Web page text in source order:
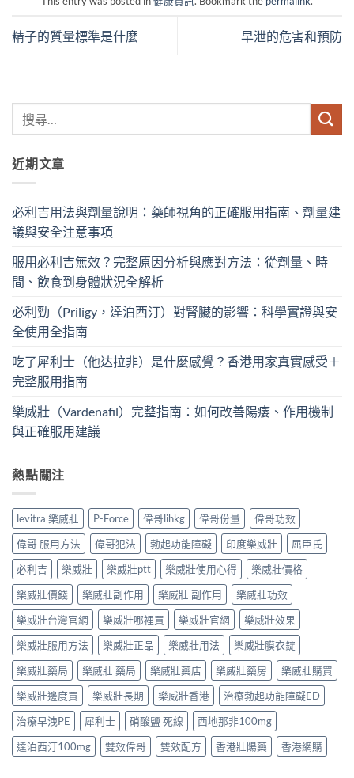
精子的質量標準是什麼 早泄的危害和預防
近期文章
必利吉用法與劑量說明：藥師視角的正確服用指南、劑量建
議與安全注意事項
服用必利吉無效？完整原因分析與應對方法：從劑量、時
間、飲食到身體狀況全解析
必利勁（Priligy，達泊西汀）對腎臟的影響：科學實證與安
全使用全指南
吃了犀利士（他达拉非）是什麼感覺？香港用家真實感受＋
完整服用指南
樂威壯（Vardenafil）完整指南：如何改善陽痿、作用機制
與正確服用建議
熱點關注
levitra 樂威壯 P-Force 偉哥lihkg 偉哥份量
偉哥功效
偉哥 服用方法
偉哥犯法 勃起功能障礙 印度樂威壯
屈臣氏
必利吉
樂威壯 樂威壯ptt 樂威壯使用心得
樂威壯價格
樂威壯價錢
樂威壯副作用 樂威壯 副作用
樂威壯功效
樂威壯台灣官網
樂威壯哪裡買 樂威壯官網
樂威壯效果
樂威壯服用方法
樂威壯正品 樂威壯用法
樂威壯膜衣錠
樂威壯藥局
樂威壯 藥局 樂威壯藥店 樂威壯藥房
樂威壯購買
樂威壯邊度買
樂威壯長期 樂威壯香港
治療勃起功能障礙ED
治療早洩PE
犀利士 硝酸鹽 死線
西地那非100mg
達泊西汀100mg
雙效偉哥 雙效配方 香港壯陽藥 香港網購